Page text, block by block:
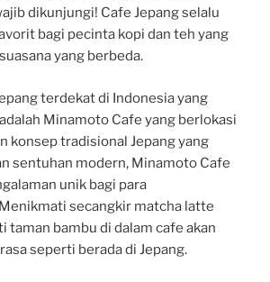
dikunjungi! Cafe Jepang selalu
bagi pecinta kopi dan teh yang
yang berbeda.
terdekat di Indonesia yang
Minamoto Cafe yang berlokasi
konsep tradisional Jepang yang
sentuhan modern, Minamoto Cafe
unik bagi para
secangkir matcha latte
taman bambu di dalam cafe akan
seperti berada di Jepang.